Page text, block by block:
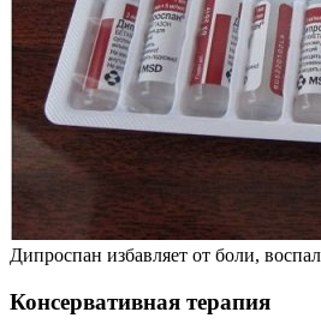
Дипроспан избавляет от боли,
Консервативная терапия